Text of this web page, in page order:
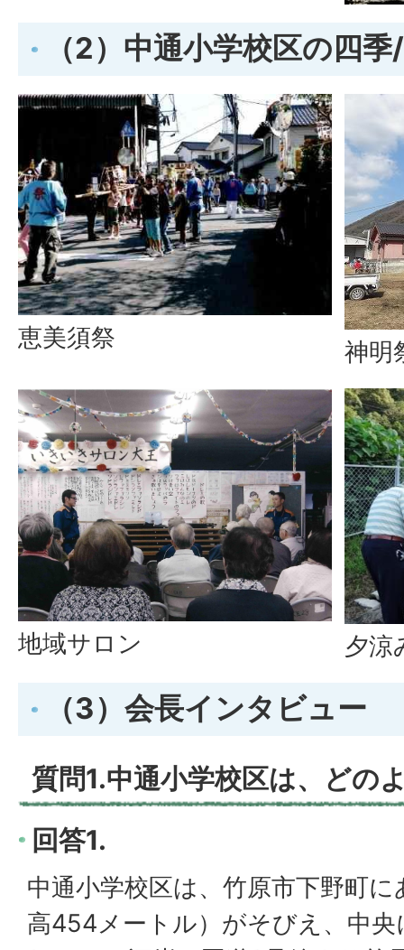
（2）中通小学校区の四
恵美須祭 神明
地域サロン 夕涼
（3）会長インタビュー
質問1.中通小学校区は、どの
回答1.
中通小学校区は、竹原市下野町
高454メートル）がそびえ、中